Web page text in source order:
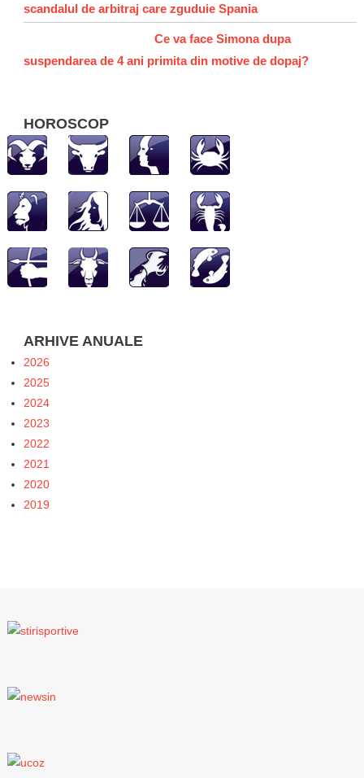
scandalul de arbitraj care zguduie Spania
Ce va face Simona dupa
suspendarea de 4 ani primita din motive de dopaj?
HOROSCOP
ARHIVE ANUALE
2026
2025
2024
2023
2022
2021
2020
2019